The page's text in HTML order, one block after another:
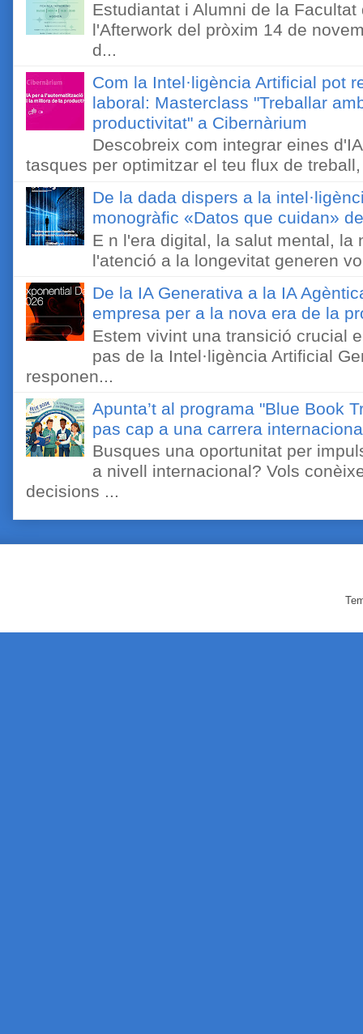
Estudiantat i Alumni de la
l'Afterwork del pròxim 14 de
d...
Com la Intel·ligència Artificial pot
laboral: Masterclass "Treballar
productivitat" a Cibernàrium
Descobreix com integrar eines
tasques per optimitzar el teu flux de
De la dada dispers a la
monogràfic «Datos que cuidan»
E n l'era digital, la salut mental, la
l'atenció a la longevitat generen
De la IA Generativa a la IA
empresa per a la nova era de la
Estem vivint una transició crucial
pas de la Intel·ligència Artificial
responen...
Apunta’t al programa "Blue Book
pas cap a una carrera
Busques una oportunitat per
a nivell internacional? Vols
decisions ...